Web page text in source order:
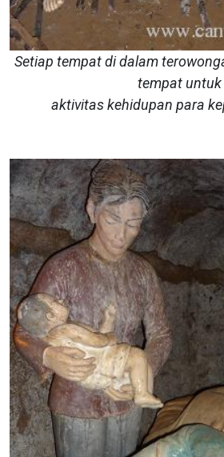
Setiap tempat di dalam
tempat untuk
aktivitas kehidupan para